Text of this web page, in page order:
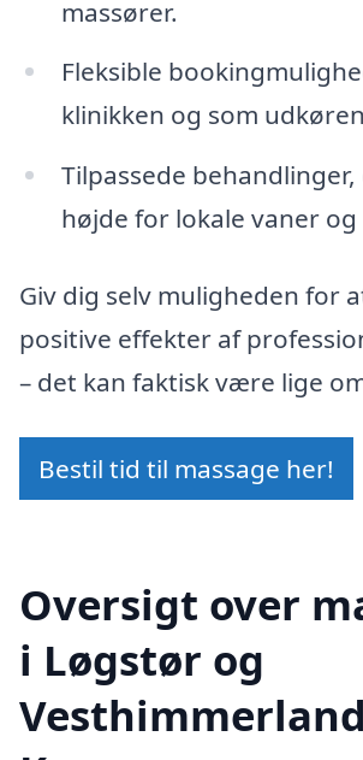
massører.
Fleksible
klinikken og som
Tilpassede
højde for lokale vaner og
Giv dig selv muligheden for
positive effekter af
– det kan faktisk være lige
Bestil tid til massage her!
Oversigt over
i Løgstør og